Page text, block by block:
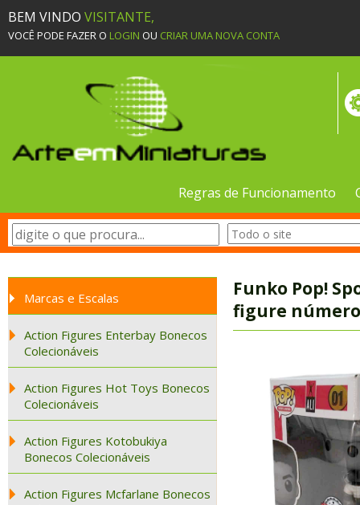
BEM VINDO VISITANTE,
VOCÊ PODE FAZER O LOGIN OU CRIAR UMA NOVA CONTA
Regras de Funcionamento
Marcas e Escalas
Action Figures Enterbay Bonecos
Colecionáveis
Action Figures Hot Toys Bonecos
Colecionáveis
Action Figures Kotobukiya
Bonecos Colecionáveis
Action Figures Mcfarlane Bonecos
Funko Pop!
figure